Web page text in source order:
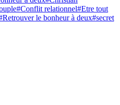
#Conflit relationnel#Etre tout
le bonheur à deux#secret